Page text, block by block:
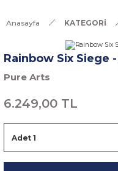
Anasayfa KATEGORİ
Rainbow Six Siege
Pure Arts
6.249,00 TL